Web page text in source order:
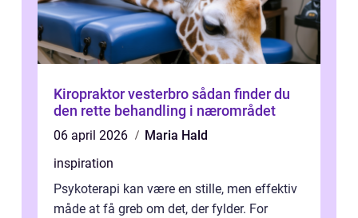
Kiropraktor vesterbro sådan finder du
den rette behandling i nærområdet
06 april 2026
Maria Hald
inspiration
Psykoterapi kan være en stille, men effektiv
måde at få greb om det, der fylder. For